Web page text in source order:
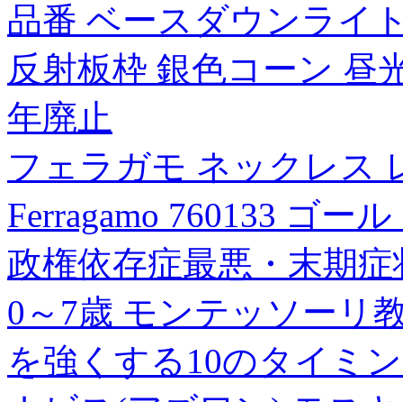
品番 ベースダウンライ
反射板枠 銀色コーン 昼
年廃止
フェラガモ ネックレス
Ferragamo 760133 ゴール
政権依存症最悪・末期症
0～7歳 モンテッソーリ
を強くする10のタイミ